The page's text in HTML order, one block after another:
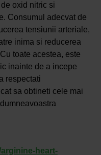
oxid nitric si
Consumul adecvat de
tensiunii arteriale,
inima si reducerea
toate acestea, este
inainte de a incepe
respectati
sa obtineti cele mai
heart-